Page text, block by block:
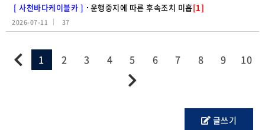
[ 사천바다케이블카 ] 운행중지에 따른 후속조치 미흡[1]
2026-07-11 37
1 2 3 4 5 6 7 8 9 10
글쓰기